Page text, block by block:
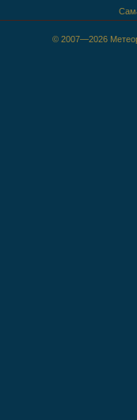
© 2007—2026